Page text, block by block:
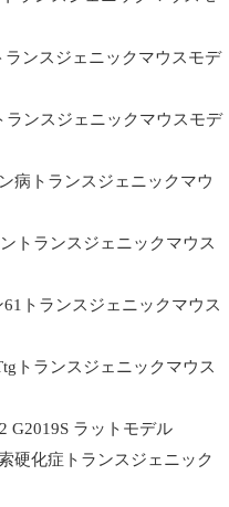
ランスジェニックマウスモデ
ランスジェニックマウスモデ
病トランスジェニックマウ
トランスジェニックマウス
61トランスジェニックマウス
トランスジェニックマウス
G2019S ラットモデル
硬化症トランスジェニック